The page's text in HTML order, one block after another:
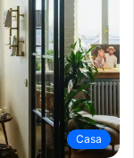
Casa